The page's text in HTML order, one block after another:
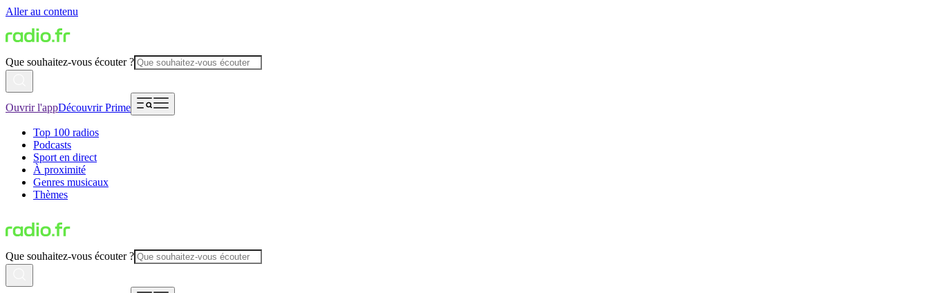
Aller au contenu
Que souhaitez-vous écouter ?
Ouvrir l'appDécouvrir Prime
Top 100 radios
Podcasts
Sport en direct
À proximité
Genres musicaux
Thèmes
Que souhaitez-vous écouter ?